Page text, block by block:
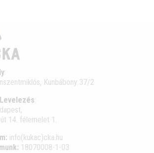
:
Kunbábony 37/2
:
14. félemelet 1.
info(kukac)cka.hu
18070008-1-03